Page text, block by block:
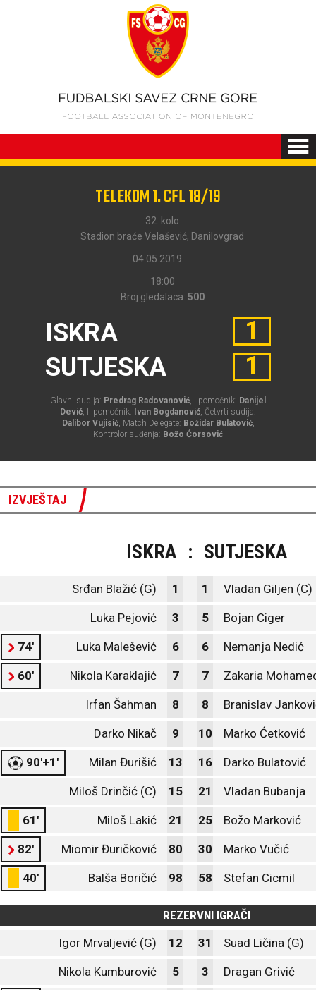
TELEKOM 1. CFL 18/19
32. kolo
Stadion braće Velašević, Danilovgrad
04.05.2019.
18:00
Broj gledalaca: 500
ISKRA
SUTJESKA
1
1
Glavni sudija: Predrag Radovanović, I pomoćnik: Danijel
Dević, II pomoćnik: Ivan Bogdanović, Četvrti sudija:
Dalibor Vujisić, Match Delegate: Božidar Bulatović,
Kontrolor suđenja: Božo Ćorsović
IZVJEŠTAJ
ISKRA : SUTJESKA
Srđan Blažić (G) 1 1 Vladan Giljen (C)
Luka Pejović 3 5 Bojan Ciger
74' Luka Malešević 6 6 Nemanja Nedić
60' Nikola Karaklajić 7 7 Zakaria
Irfan Šahman 8 8 Branislav
Darko Nikač 9 10 Marko Ćetković
90'+1' Milan Đurišić 13 16 Darko Bulatović
Miloš Drinčić (C) 15 21 Vladan Bubanja
61' Miloš Lakić 21 25 Božo Marković
82' Miomir Đuričković 80 30 Marko Vučić
40' Balša Boričić 98 58 Stefan Cicmil
REZERVNI IGRAČI
Igor Mrvaljević (G)
12 31 Suad Ličina (G)
Nikola Kumburović 5 3 Dragan Grivić